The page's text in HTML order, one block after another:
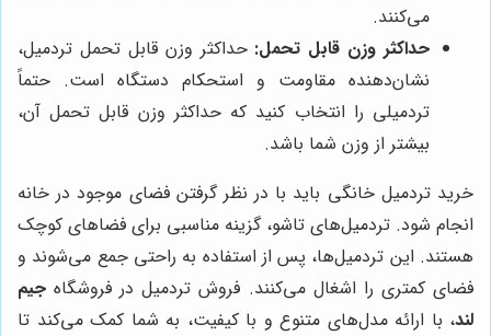
می‌کنند.
حداکثر وزن قابل تحمل: حداکثر وزن قابل تحمل تردمیل،
نشان‌دهنده مقاومت و استحکام دستگاه است. حتماً
تردمیلی را انتخاب کنید که حداکثر وزن قابل تحمل آن،
بیشتر از وزن شما باشد.
خرید تردمیل خانگی باید با در نظر گرفتن فضای موجود در خانه
انجام شود. تردمیل‌های تاشو، گزینه مناسبی برای فضاهای کوچک
هستند. این تردمیل‌ها، پس از استفاده به راحتی جمع می‌شوند و
فضای کمتری را اشغال می‌کنند. فروش تردمیل در فروشگاه جیم
لند، با ارائه مدل‌های متنوع و با کیفیت، به شما کمک می‌کند تا